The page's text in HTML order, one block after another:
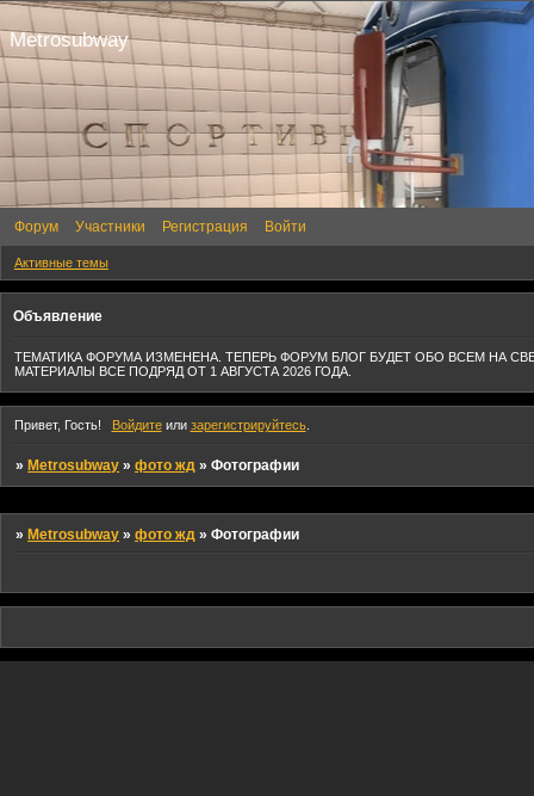
Metrosubway
Форум Участники Регистрация Войти
Активные темы
Объявление
ТЕМАТИКА ФОРУМА ИЗМЕНЕНА. ТЕПЕРЬ ФОРУМ БЛОГ БУДЕТ ОБО ВСЕМ НА
МАТЕРИАЛЫ ВСЕ ПОДРЯД ОТ 1 АВГУСТА 2026 ГОДА.
Привет, Гость! Войдитеили зарегистрируйтесь.
» Metrosubway »фото жд »Фотографии
»Metrosubway »фото жд »Фотографии